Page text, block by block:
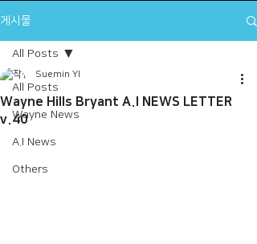
게시물
All Posts
Wayne News
A.I News
Others
All Posts
Wayne Hills Bryant A.I NEWS LETTER
v.40
Suemin YI